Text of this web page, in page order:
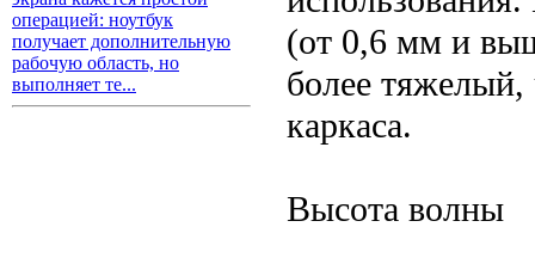
операцией: ноутбук
получает дополнительную
рабочую область, но
выполняет те...
(от 0,6 мм и
более тяжелый,
каркаса.
Высота волны